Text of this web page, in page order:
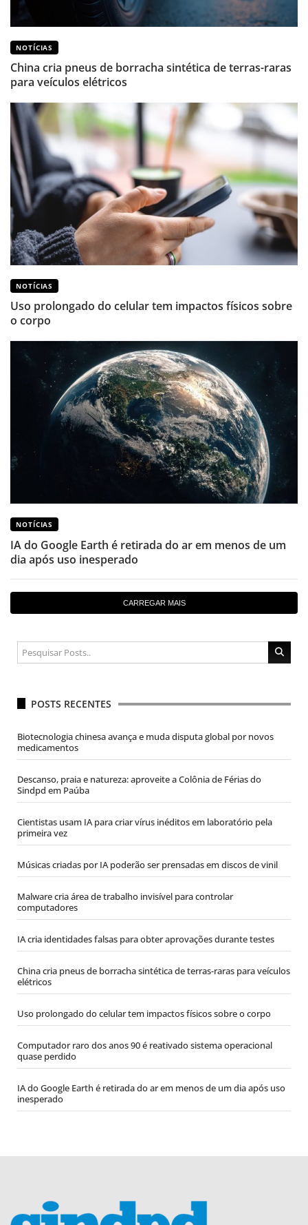
NOTÍCIAS
China cria pneus de borracha sintética de terras-raras
para veículos elétricos
NOTÍCIAS
Uso prolongado do celular tem impactos físicos sobre
o corpo
NOTÍCIAS
IA do Google Earth é retirada do ar em menos de um
dia após uso inesperado
CARREGAR MAIS
POSTS RECENTES
Biotecnologia chinesa avança e muda disputa global por novos
medicamentos
Descanso, praia e natureza: aproveite a Colônia de Férias do
Sindpd em Paúba
Cientistas usam IA para criar vírus inéditos em laboratório pela
primeira vez
Músicas criadas por IA poderão ser prensadas em discos de vinil
Malware cria área de trabalho invisível para controlar
computadores
IA cria identidades falsas para obter aprovações durante testes
China cria pneus de borracha sintética de terras-raras para veículos
elétricos
Uso prolongado do celular tem impactos físicos sobre o corpo
Computador raro dos anos 90 é reativado sistema operacional
quase perdido
IA do Google Earth é retirada do ar em menos de um dia após uso
inesperado